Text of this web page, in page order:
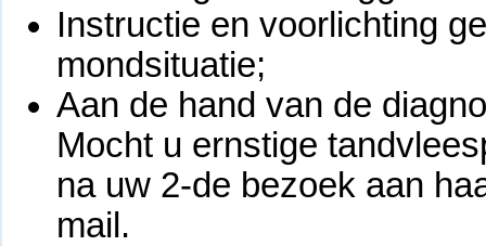
Instructie en voorlichting
mondsituatie;
Aan de hand van de
Mocht u ernstige
na uw 2-de bezoek aan
mail.